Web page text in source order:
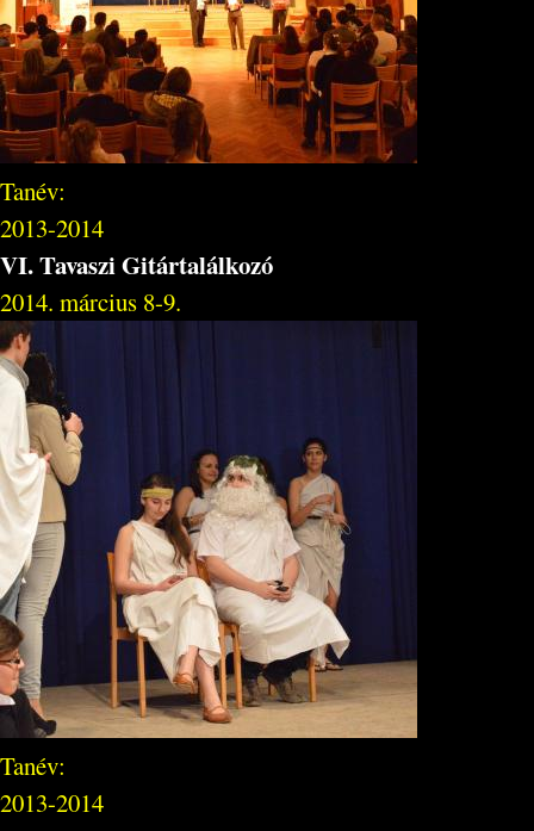
Tanév:
2013-2014
VI. Tavaszi Gitártalálkozó
2014. március 8-9.
Tanév:
2013-2014